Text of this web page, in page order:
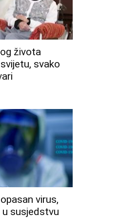
života
svako
virus,
u susjedstvu